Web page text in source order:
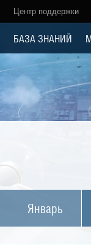
Центр поддержки
БАЗА ЗНАНИЙ
Январь